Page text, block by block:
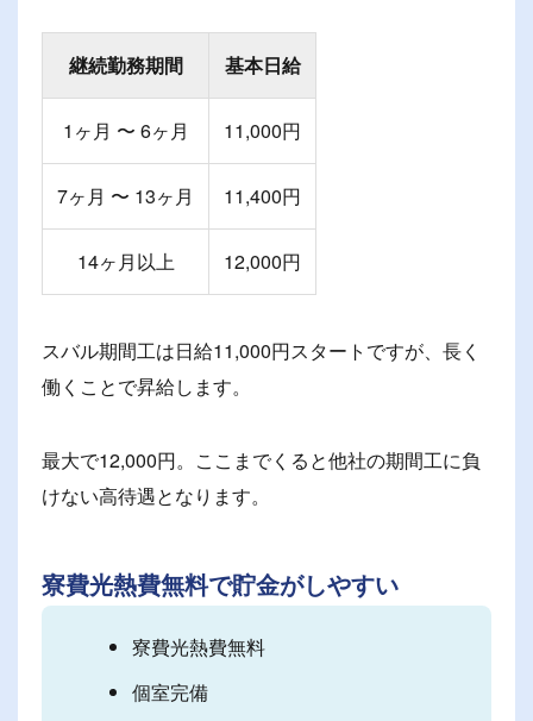
継続勤務期間 基本日給
1ヶ月 〜 6ヶ月 11,000円
7ヶ月 〜 13ヶ月 11,400円
14ヶ月以上 12,000円
スバル期間工は日給11,000円スタートですが、長く
働くことで昇給します。
最大で12,000円。ここまでくると他社の期間工に負
けない高待遇となります。
寮費光熱費無料で貯金がしやすい
寮費光熱費無料
個室完備